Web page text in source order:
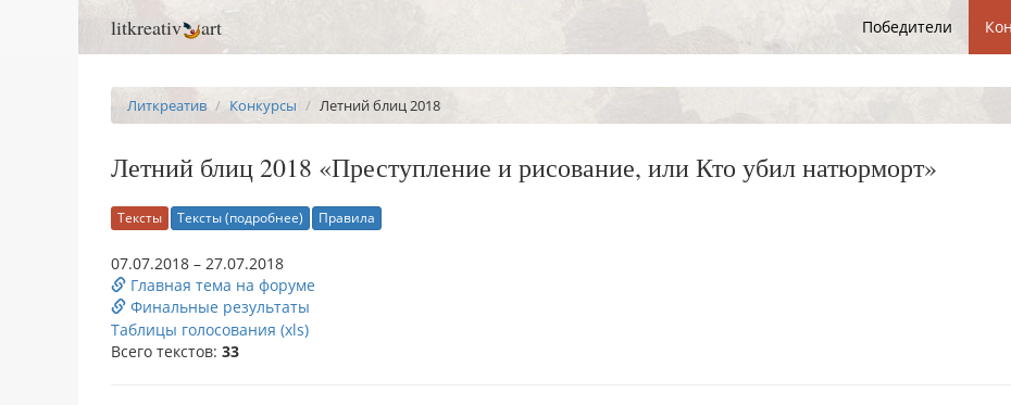
litkreativ art Победители
Литкреатив Конкурсы Летний блиц 2018
Летний блиц 2018 «Преступление и рисование, или Кто убил натюрморт»
Тексты Тексты (подробнее) Правила
07.07.2018 – 27.07.2018
Главная тема на форуме
Финальные результаты
Таблицы голосования (xls)
Всего текстов: 33